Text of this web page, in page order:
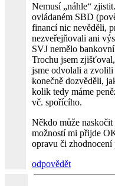
Nemusí „náhle“
ovládaném SBD
financí nic nevěděli,
nezveřejňovali ani
SVJ nemělo
Trochu jsem
jsme odvolali a zvolili
konečně dozvěděli,
kolik tedy máme
vč. spořícího.
Někdo může
možností mi přijde
opravu či
odpovědět